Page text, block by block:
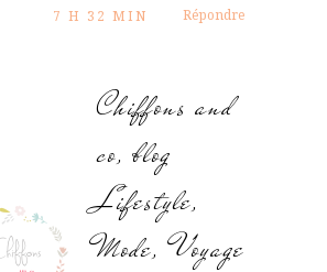
7 H 32 MIN
Répondre
Chiffons and
co, blog
Lifestyle,
Mode, Voyage